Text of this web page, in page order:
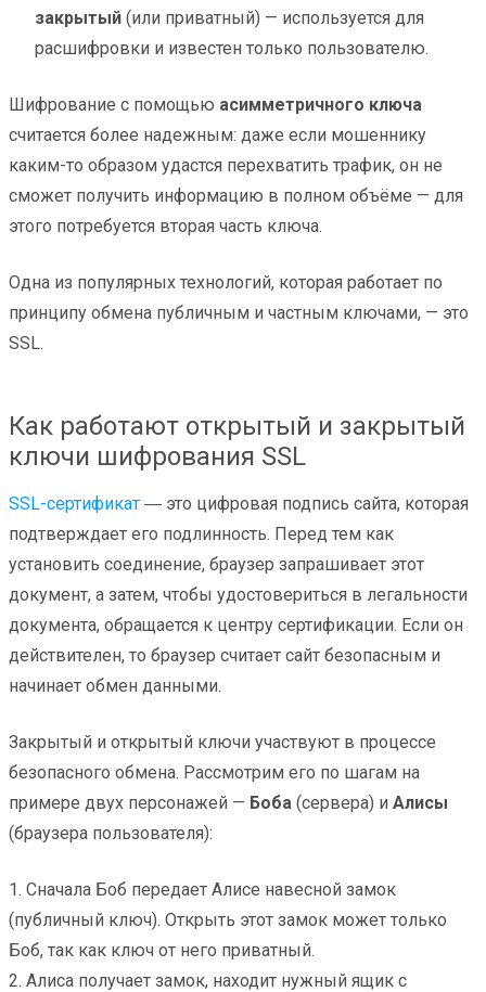
закрытый (или приватный) — используется для
расшифровки и известен только пользователю.
Шифрование с помощью асимметричного ключа
считается более надежным: даже если мошеннику
каким-то образом удастся перехватить трафик, он не
сможет получить информацию в полном объёме — для
этого потребуется вторая часть ключа.
Одна из популярных технологий, которая работает по
принципу обмена публичным и частным ключами, — это
SSL.
Как работают открытый и закрытый
ключи шифрования SSL
SSL-сертификат ― это цифровая подпись сайта, которая
подтверждает его подлинность. Перед тем как
установить соединение, браузер запрашивает этот
документ, а затем, чтобы удостовериться в легальности
документа, обращается к центру сертификации. Если он
действителен, то браузер считает сайт безопасным и
начинает обмен данными.
Закрытый и открытый ключи участвуют в процессе
безопасного обмена. Рассмотрим его по шагам на
примере двух персонажей — Боба (сервера) и Алисы
(браузера пользователя):
1. Сначала Боб передает Алисе навесной замок
(публичный ключ). Открыть этот замок может только
Боб, так как ключ от него приватный.
2. Алиса получает замок, находит нужный ящик с